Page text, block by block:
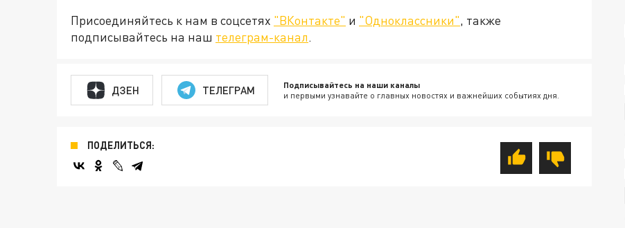
Присоединяйтесь к нам в соцсетях "ВКонтакте" и "Одноклассники", также
подписывайтесь на наш телеграм-канал.
ДЗЕН ТЕЛЕГРАМ Подписывайтесь на наши каналы
и первыми узнавайте о главных новостях и важнейших событиях дня.
ПОДЕЛИТЬСЯ: